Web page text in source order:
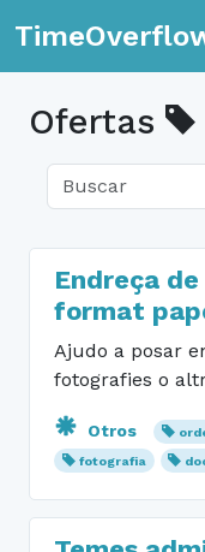
Ofertas
Endreça
format
Ajudo a posar
fotografies o
Otros
fotografia